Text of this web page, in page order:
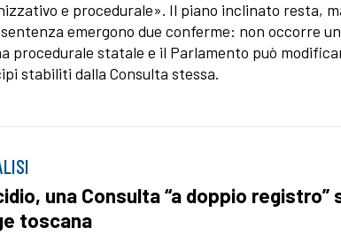
e procedurale». Il piano inclinato resta,
emergono due conferme: non occorre
procedurale statale e il Parlamento può
stabiliti dalla Consulta stessa.
una Consulta “a doppio registro”
toscana